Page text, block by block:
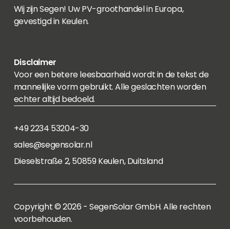
Wij zijn Segen! Uw PV-groothandel in Europa,
gevestigd in Keulen.
Disclaimer
Voor een betere leesbaarheid wordt in de tekst de
mannelijke vorm gebruikt. Alle geslachten worden
echter altijd bedoeld.
+49 2234 53204-30
sales@segensolar.nl
Dieselstraße 2, 50859 Keulen, Duitsland
Copyright © 2026 - SegenSolar GmbH. Alle rechten
voorbehouden.